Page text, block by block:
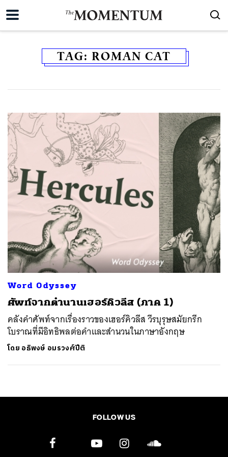
TAG: ROMAN CAT
Word Odyssey
ศัพท์จากตำนานเฮอร์คิวลีส (ภาค 1)
คลังคำศัพท์จากเรื่องราวของเฮอร์คิวลีส วีรบุรุษสมัยกรีก
โบราณที่มีอิทธิพลต่อคำและสำนวนในภาษาอังกฤษ
โดย อธิพงษ์ อมรวงศ์ปีติ
FOLLOW US
SHARE TWEET LINE EMAIL